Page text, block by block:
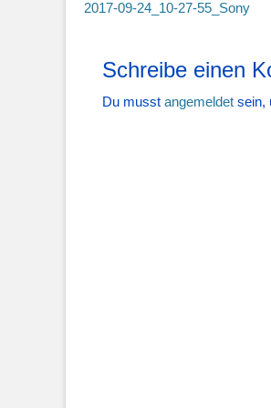
Vorheriger
2017-09-24_10-27-55_Sony
Schreibe einen
Du musst angemeldet sein,